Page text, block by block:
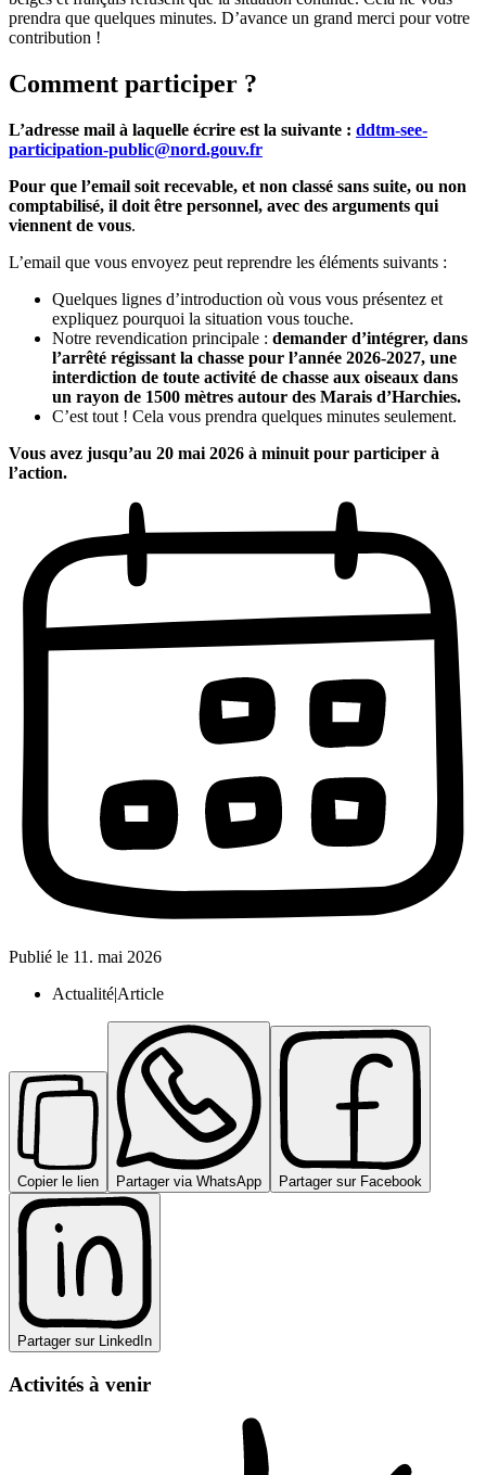
prendra que quelques minutes. D’avance un grand merci pour votre
contribution !
Comment participer ?
L’adresse mail à laquelle écrire est la suivante : ddtm-see-
participation-public@nord.gouv.fr
Pour que l’email soit recevable, et non classé sans suite, ou non
comptabilisé, il doit être personnel, avec des arguments qui
viennent de vous.
L’email que vous envoyez peut reprendre les éléments suivants :
Quelques lignes d’introduction où vous vous présentez et
expliquez pourquoi la situation vous touche.
Notre revendication principale : demander d’intégrer, dans
l’arrêté régissant la chasse pour l’année 2026-2027, une
interdiction de toute activité de chasse aux oiseaux dans
un rayon de 1500 mètres autour des Marais d’Harchies.
C’est tout ! Cela vous prendra quelques minutes seulement.
Vous avez jusqu’au 20 mai 2026 à minuit pour participer à
l’action.
Publié le 11. mai 2026
Actualité|Article
Copier le lien Partager via WhatsApp Partager sur Facebook
Partager sur LinkedIn
Activités à venir